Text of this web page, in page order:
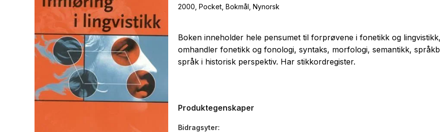
The Housemaid
2000 , Pocket , Bokmål, Nynorsk
Boken inneholder hele pensumet til forprøvene i fonetikk og
omhandler fonetikk og fonologi, syntaks, morfologi, semantikk,
språk i historisk perspektiv. Har stikkordregister.
Produktegenskaper
Bidragsyter